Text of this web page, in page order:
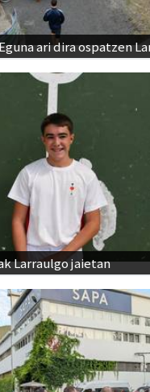
ari dira ospatzen
Larraulgo jaietan